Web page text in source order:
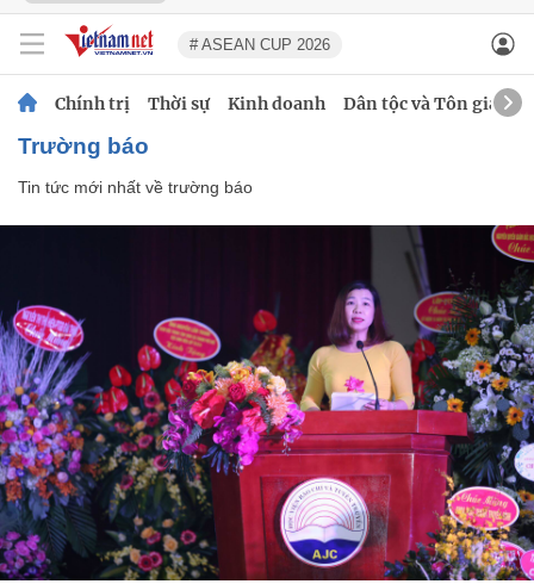
# ASEAN CUP 2026
Chính trị Thời sự Kinh doanh Dân tộc và Tôn giáo
trường báo
Tin tức mới nhất về trường báo